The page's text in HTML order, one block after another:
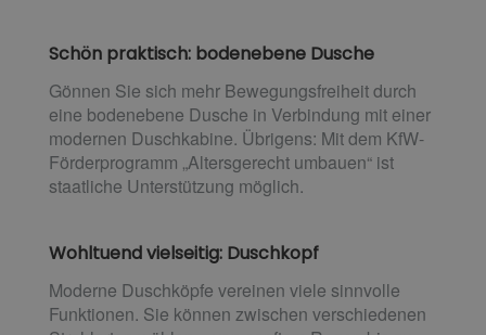
Schön praktisch: bodenebene Dusche
Gönnen Sie sich mehr Bewegungsfreiheit durch
eine bodenebene Dusche in Verbindung mit einer
modernen Duschkabine. Übrigens: Mit dem KfW-
Förderprogramm „Altersgerecht umbauen“ ist
staatliche Unterstützung möglich.
Wohltuend vielseitig: Duschkopf
Moderne Duschköpfe vereinen viele sinnvolle
Funktionen. Sie können zwischen verschiedenen